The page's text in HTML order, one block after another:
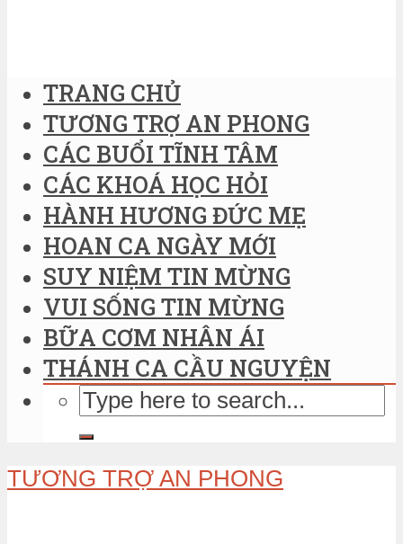
TRANG CHỦ
TƯƠNG TRỢ AN PHONG
CÁC BUỔI TĨNH TÂM
CÁC KHOÁ HỌC HỎI
HÀNH HƯƠNG ĐỨC MẸ
HOAN CA NGÀY MỚI
SUY NIỆM TIN MỪNG
VUI SỐNG TIN MỪNG
BỮA CƠM NHÂN ÁI
THÁNH CA CẦU NGUYỆN
TƯƠNG TRỢ AN PHONG